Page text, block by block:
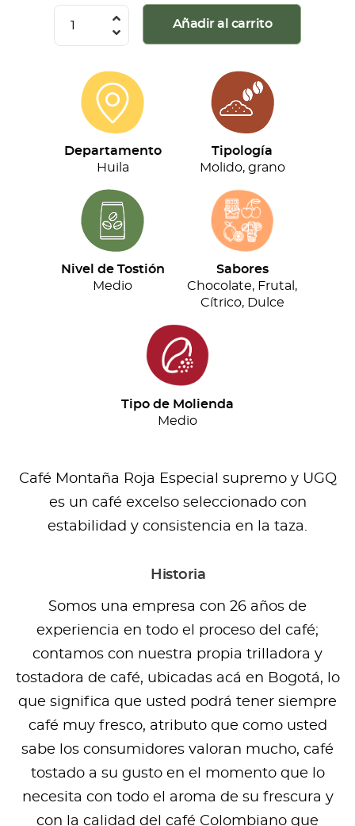
Especial
(500g)
cantidad
Añadir al carrito
Departamento
Huila
Tipología
Molido, grano
Nivel de Tostión
Medio
Sabores
Chocolate, Frutal,
Cítrico, Dulce
Tipo de Molienda
Medio
Café Montaña Roja Especial supremo y UGQ
es un café excelso seleccionado con
estabilidad y consistencia en la taza.
Historia
Somos una empresa con 26 años de
experiencia en todo el proceso del café;
contamos con nuestra propia trilladora y
tostadora de café, ubicadas acá en Bogotá, lo
que significa que usted podrá tener siempre
café muy fresco, atributo que como usted
sabe los consumidores valoran mucho, café
tostado a su gusto en el momento que lo
necesita con todo el aroma de su frescura y
con la calidad del café Colombiano que